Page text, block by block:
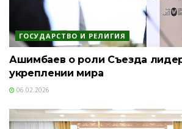
ГОСУДАРСТВО И РЕЛИГИЯ
Ашимбаев о роли Съезда
укреплении мира
06.02.2026